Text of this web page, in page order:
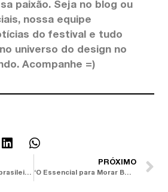
paixão. Seja no blog ou
nossa equipe
do festival e tudo
universo do design no
Acompanhe =)
Focada em design brasileiro autoral, +55design faz sua estreia na DW!
PRÓXIMO
‘O Essencial para Morar Bem’ é tema de mostra de decoração